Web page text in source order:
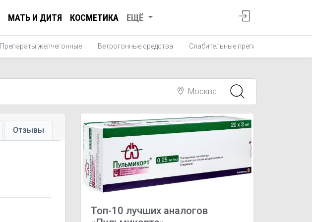
МАТЬ И ДИТЯ КОСМЕТИКА ЕЩЁ
Препараты желчегонные Ветрогонные средства Слабительные препараты
Москва
Отзывы
Топ-10 лучших аналогов